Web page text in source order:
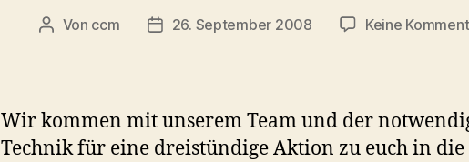
Beitragsautor
Von ccm Veröffentlichungsdatum
26. September 2008 Keine
Wir kommen mit unserem Team und der
Technik für eine dreistündige Aktion zu euch in die